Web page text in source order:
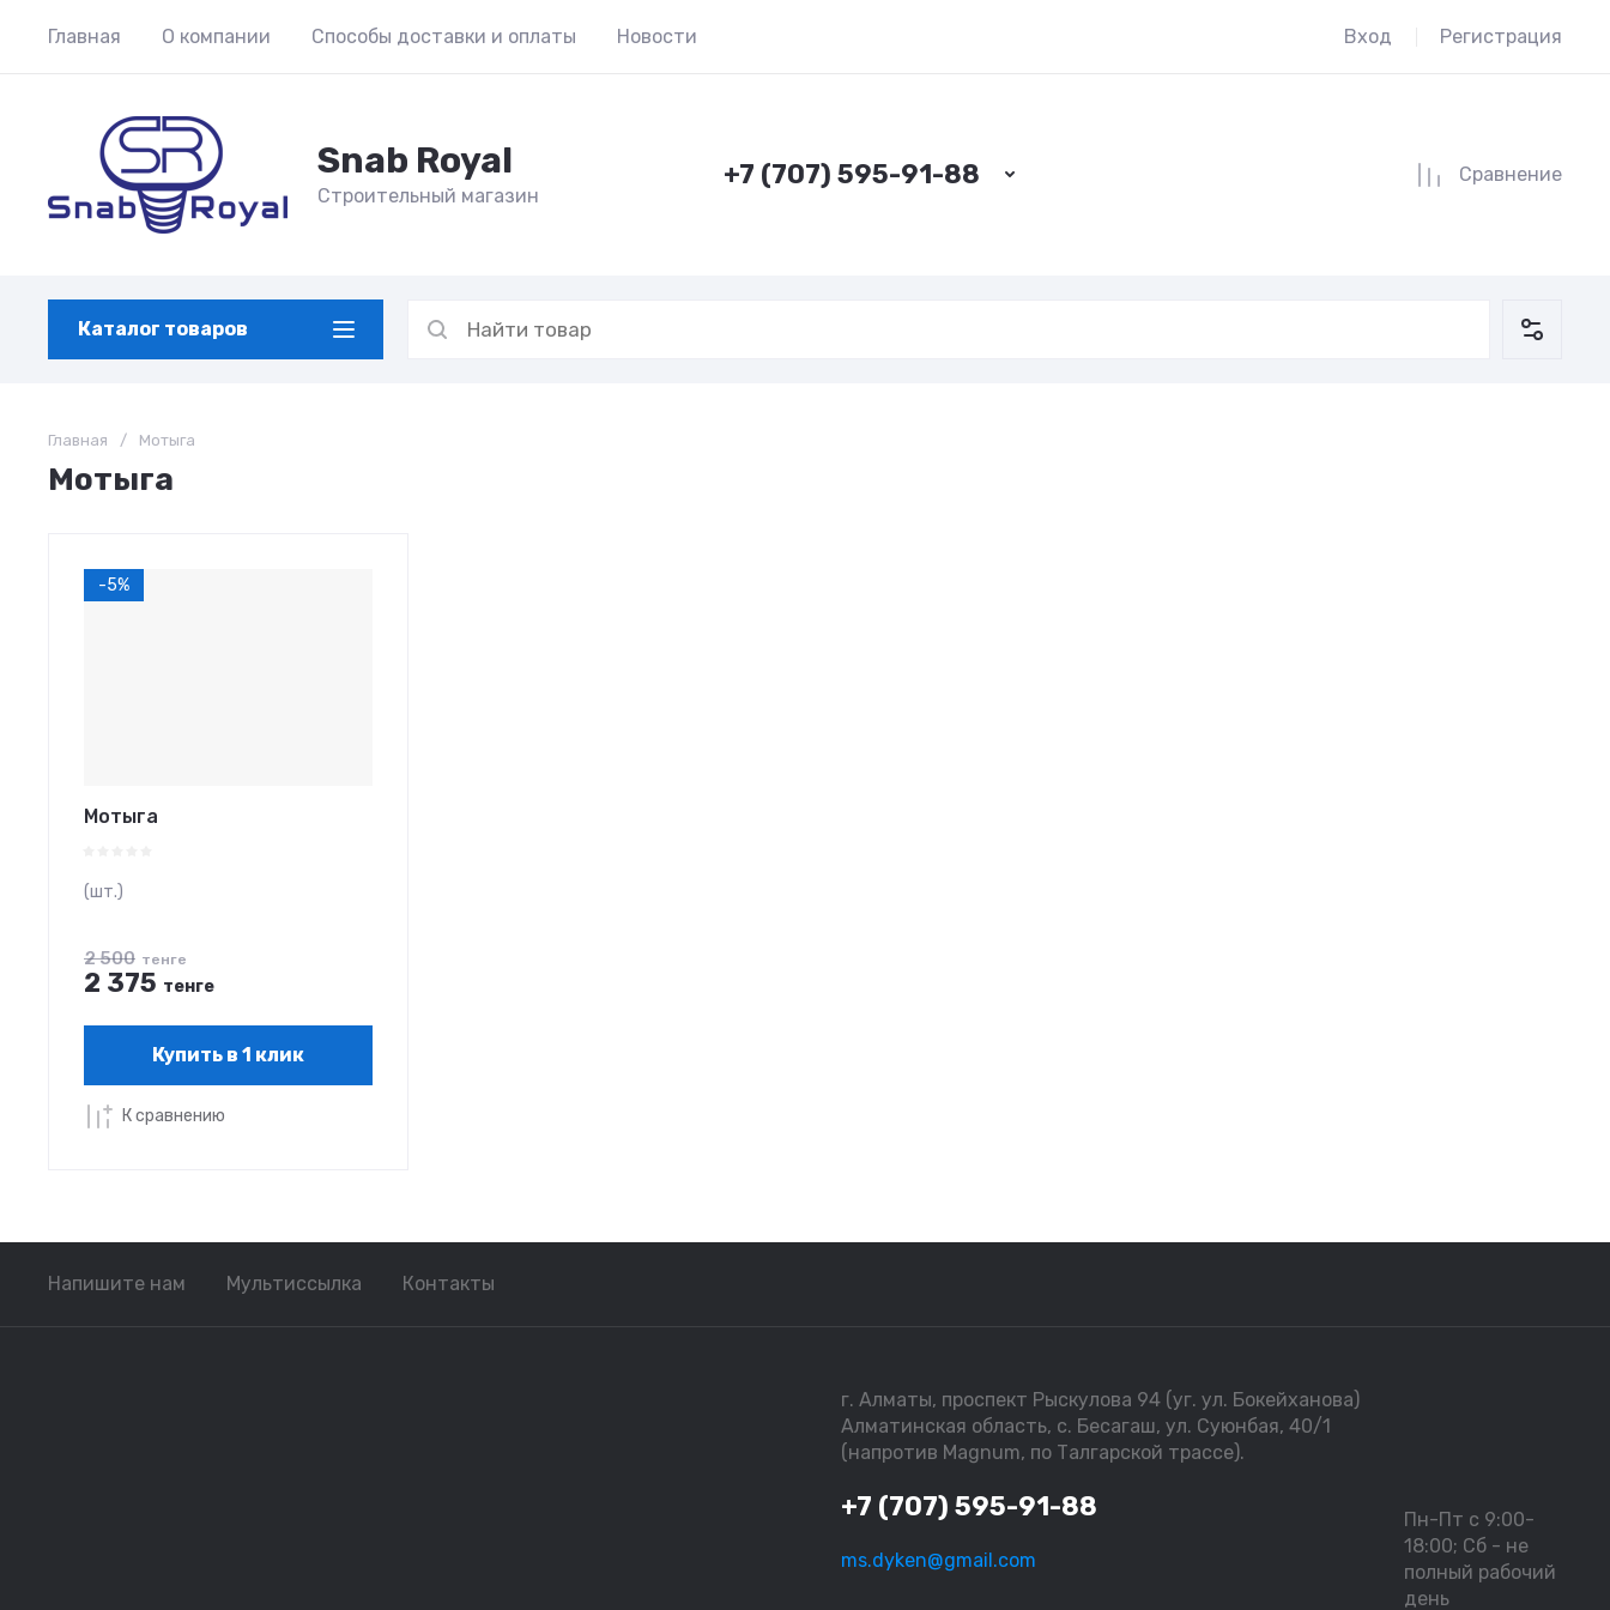
Главная О компании Способы доставки и оплаты Новости Вход Регистрация
Snab Royal
Строительный магазин
+7 (707) 595-91-88 Сравнение
Каталог товаров
Главная / Мотыга
Мотыга
-5%
Мотыга
(шт.)
2 500 тенге
2 375 тенге
Купить в 1 клик
К сравнению
Напишите нам Мультиссылка Контакты
г. Алматы, проспект Рыскулова 94 (уг. ул. Бокейханова)
Алматинская область, с. Бесагаш, ул. Суюнбая, 40/1
(напротив Magnum, по Талгарской трассе).
+7 (707) 595-91-88
ms.dyken@gmail.com
Пн-Пт с 9:00-
18:00; Сб - не
полный рабочий
день